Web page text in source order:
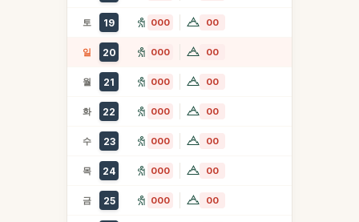
토 19 000 00
일 20 000 00
월 21 000 00
화 22 000 00
수 23 000 00
목 24 000 00
금 25 000 00